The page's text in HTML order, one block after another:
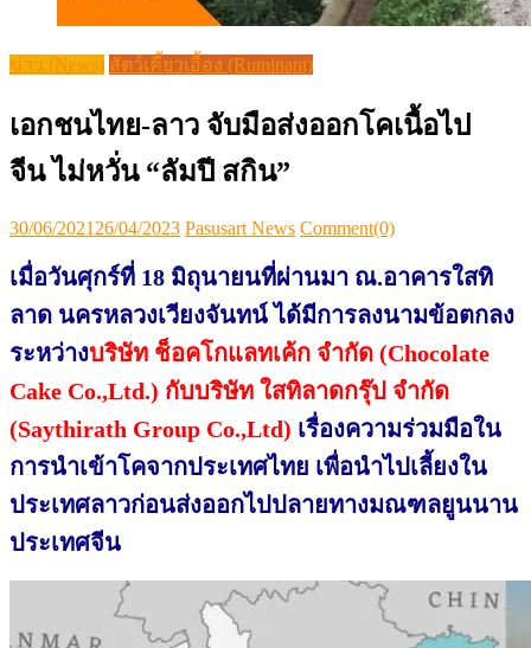
ข่าว (News) สัตว์เคี้ยวเอื้อง (Ruminant)
เอกชนไทย-ลาว จับมือส่งออกโคเนื้อไป
จีน ไม่หวั่น “ลัมปี สกิน”
Posted
30/06/2021 26/04/2023 Author
Pasusart News Comment(0)
เมื่อวันศุกร์ที่ 18 มิถุนายนที่ผ่านมา ณ.อาคารใสทิ
ลาด นครหลวงเวียงจันทน์ ได้มีการลงนามข้อตกลง
ระหว่างบริษัท ช็อคโกแลทเค้ก จำกัด (Chocolate
Cake Co.,Ltd.) กับบริษัท ใสทิลาดกรุ๊ป จำกัด
(Saythirath Group Co.,Ltd) เรื่องความร่วมมือใน
การนำเข้าโคจากประเทศไทย เพื่อนำไปเลี้ยงใน
ประเทศลาวก่อนส่งออกไปปลายทางมณฑลยูนนาน
ประเทศจีน